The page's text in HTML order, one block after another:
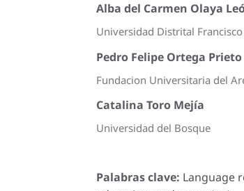
Alba del Carmen Olaya
Universidad Distrital Francisco
Pedro Felipe Ortega Prieto
Fundacion Universitaria del
Catalina Toro Mejía
Universidad del Bosque
Palabras clave: Language